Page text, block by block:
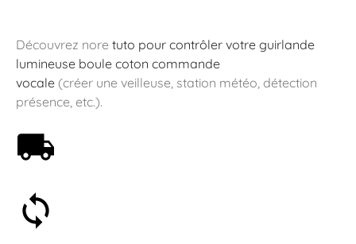
Découvrez nore tuto pour contrôler votre guirlande
lumineuse boule coton commande
vocale (créer une veilleuse, station météo, détection
présence, etc.).